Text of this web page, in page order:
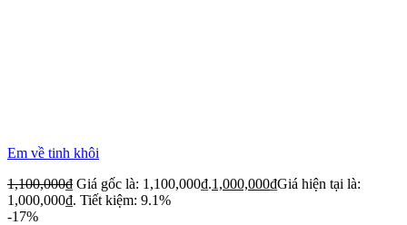
Em về tinh khôi
1,100,000₫ Giá gốc là: 1,100,000₫.1,000,000₫Giá hiện tại là:
1,000,000₫. Tiết kiệm: 9.1%
-17%